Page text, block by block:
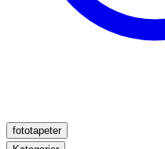
fototapeter